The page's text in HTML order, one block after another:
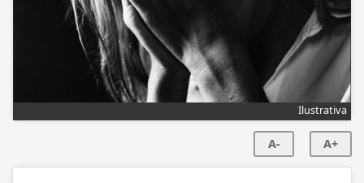
Ilustrativa
A- A+